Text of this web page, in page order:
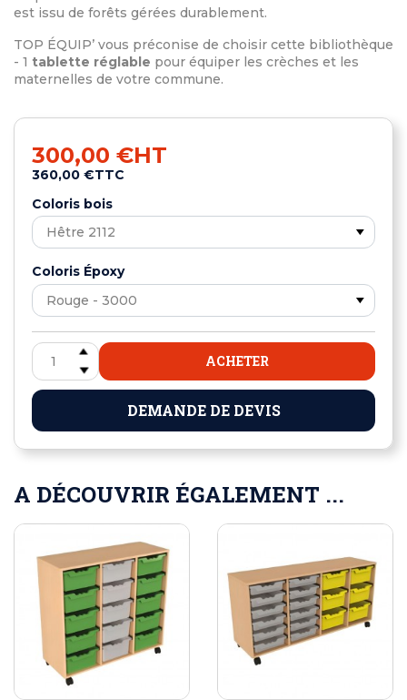
est issu de forêts gérées durablement.
TOP ÉQUIP’ vous préconise de choisir cette bibliothèque
- 1 tablette réglable pour équiper les crèches et les
maternelles de votre commune.
300,00 €HT
360,00 €TTC
Coloris bois
Coloris Époxy
ACHETER
DEMANDE DE DEVIS
A DÉCOUVRIR ÉGALEMENT ...